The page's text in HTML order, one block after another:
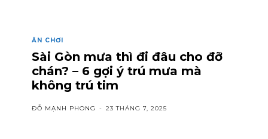
ĂN CHƠI
Sài Gòn mưa thì đi đâu cho đỡ
chán? – 6 gợi ý trú mưa mà
không trú tim
ĐỖ MẠNH PHONG - 23 THÁNG 7, 2025